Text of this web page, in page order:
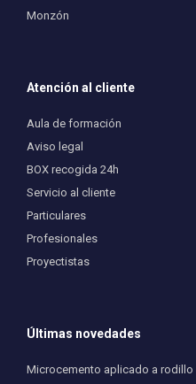
Monzón
Atención al cliente
Aula de formación
Aviso legal
BOX recogida 24h
Servicio al cliente
Particulares
Profesionales
Proyectistas
Últimas novedades
Microcemento aplicado a rodillo